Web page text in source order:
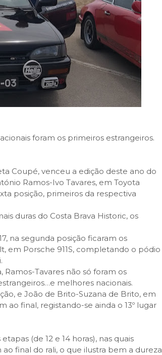
foram os primeiros estrangeiros.
Coupé, venceu a edição deste ano do
Ramos-Ivo Tavares, em Toyota
posição, primeiros da respectiva
duras do Costa Brava Historic, os
na segunda posição ficaram os
em Porsche 911S, completando o pódio
Ramos-Tavares não só foram os
melhores nacionais.
e João de Brito-Suzana de Brito, em
ao final, registando-se ainda o 13º lugar
(de 12 e 14 horas), nas quais
final do rali, o que ilustra bem a dureza